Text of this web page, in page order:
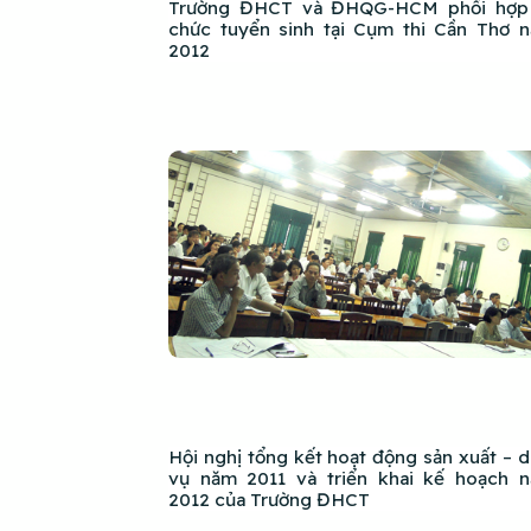
Trường ĐHCT và ĐHQG-HCM phối
chức tuyển sinh tại Cụm thi Cần Thơ
2012
Hội nghị tổng kết hoạt động sản xuất –
vụ năm 2011 và triển khai kế hoạch
2012 của Trường ĐHCT